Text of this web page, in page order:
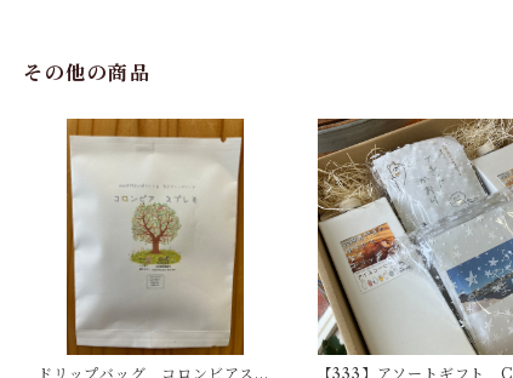
その他の商品
ドリップバッグ コロンビアスプ 【333】アソートギフト C